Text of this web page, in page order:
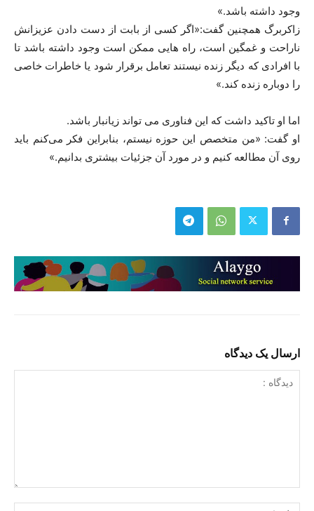
وجود داشته باشد.»
زاکربرگ همچنین گفت:«اگر کسی از بابت از دست دادن عزیزانش
ناراحت و غمگین است، راه هایی ممکن است وجود داشته باشد تا
با افرادی که دیگر زنده نیستند تعامل برقرار شود یا خاطرات خاصی
را دوباره زنده کند.»
اما او تاکید داشت که این فناوری می تواند زیانبار باشد.
او گفت: «من متخصص این حوزه نیستم، بنابراین فکر می‌کنم باید
روی آن مطالعه کنیم و در مورد آن جزئیات بیشتری بدانیم.»‌
ارسال یک دیدگاه